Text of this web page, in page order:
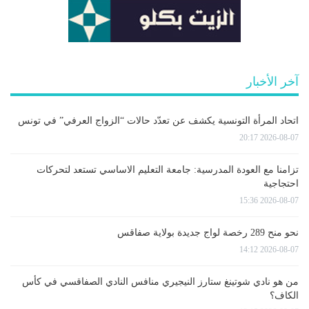
آخر الأخبار
اتحاد المرأة التونسية يكشف عن تعدّد حالات “الزواج العرفي” في تونس
2026-08-07 20:17
تزامنا مع العودة المدرسية: جامعة التعليم الاساسي تستعد لتحركات
احتجاجية
2026-08-07 15:36
نحو منح 289 رخصة لواج جديدة بولاية صفاقس
2026-08-07 14:12
من هو نادي شوتينغ ستارز النيجيري منافس النادي الصفاقسي في كأس
الكاف؟